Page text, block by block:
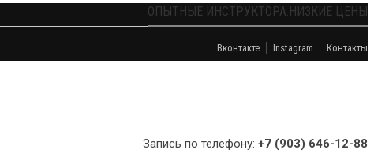
ОПЫТНЫЕ ИНСТРУКТОРА.НИЗКИЕ ЦЕНЫ
Вконтакте Instagram Контакты
Запись по телефону: +7 (903) 646-12-88